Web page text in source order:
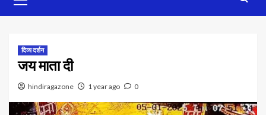
दिव्य दर्शन
जय माता दी
hindiragazone 1 year ago 0